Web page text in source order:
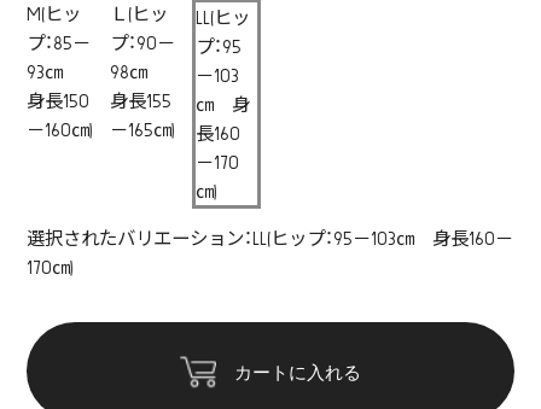
M(ヒッ
プ：85－
93㎝
身長150
－160㎝)
Ｌ(ヒッ
プ：90－
98㎝
身長155
－165㎝)
LL(ヒッ
プ：95
－103
㎝ 身
長160
－170
㎝)
選択されたバリエーション：LL(ヒップ：95－103㎝ 身長160－
170㎝)
カートに入れる